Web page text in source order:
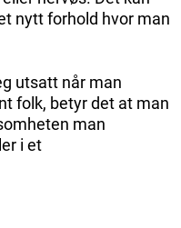
nytt forhold hvor man
utsatt når man
folk, betyr det at man
man
i et